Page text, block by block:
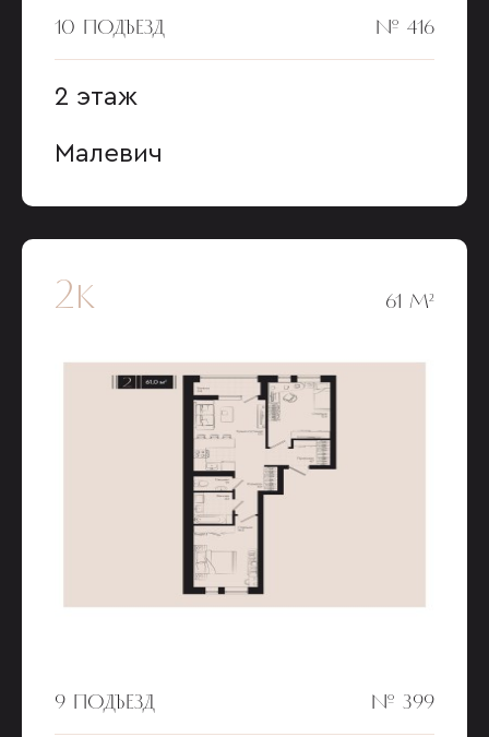
10 ПОДЪЕЗД № 416
2 этаж
Малевич
2к 61 М²
9 ПОДЪЕЗД № 399